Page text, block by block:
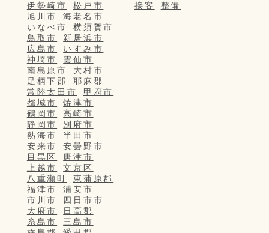
伊勢崎市
松戸市
旭川市
海老名市
いなべ市
横須賀市
鳥取市
新居浜市
広島市
いすみ市
神埼市
雲仙市
南島原市
大村市
足柄下郡
耶麻郡
常陸太田市
甲府市
都城市
焼津市
鶴岡市
高崎市
静岡市
別府市
熱海市
半田市
安来市
安曇野市
目黒区
唐津市
上越市
文京区
八重瀬町
東蒲原郡
福津市
浦安市
市川市
四日市市
大府市
日高郡
糸島市
三島市
接客
整備